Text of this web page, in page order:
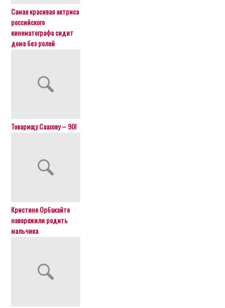
Самая красивая актриса
российского
кинематографа сидит
дома без ролей
Товарищу Саахову – 90!
Кристине Орбакайте
наворожили родить
мальчика